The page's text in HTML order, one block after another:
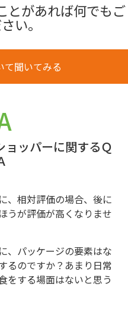
とがあれば何でもご
い。
て聞いてみる
ョッパーに関するＱ
、相対評価の場合、後に
うが評価が高くなりませ
、パッケージの要素はな
るのですか？あまり日常
をする場面はないと思う